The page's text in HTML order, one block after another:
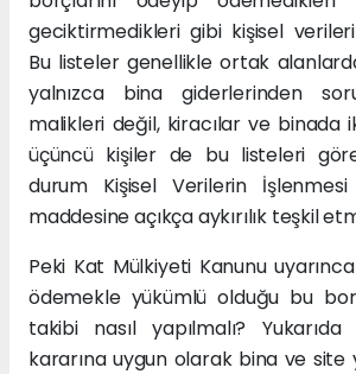
geciktirmedikleri gibi kişisel
Bu listeler genellikle ortak
yalnızca bina giderlerinden
malikleri değil, kiracılar ve binada
üçüncü kişiler de bu listeleri
durum Kişisel Verilerin İşlenmesi
maddesine açıkça aykırılık teşkil
Peki Kat Mülkiyeti Kanunu
ödemekle yükümlü olduğu bu
takibi nasıl yapılmalı?
kararına uygun olarak bina ve site